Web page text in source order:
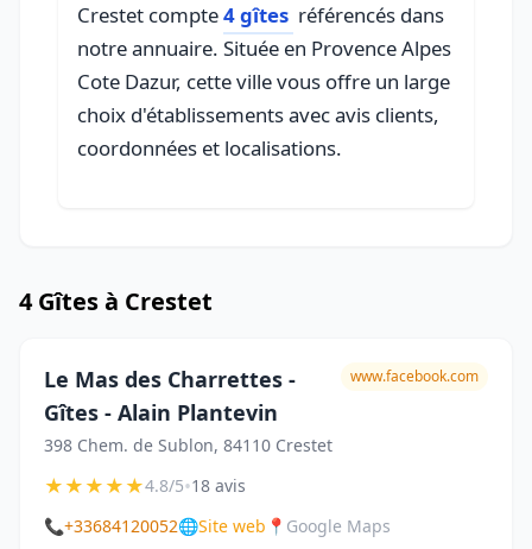
Crestet compte4 gîtes référencés dans
notre annuaire. Située en Provence Alpes
Cote Dazur, cette ville vous offre un large
choix d'établissements avec avis clients,
coordonnées et localisations.
4 Gîtes à Crestet
Le Mas des Charrettes -
Gîtes - Alain Plantevin
398 Chem. de Sublon, 84110 Crestet
www.facebook.com
★★★★★4.8/5•18 avis
📞+33684120052🌐Site web 📍 Google Maps